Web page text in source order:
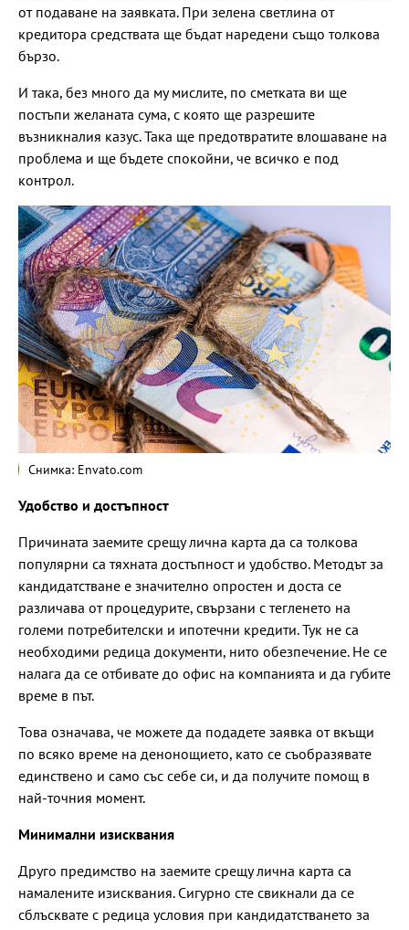
от подаване на заявката. При зелена светлина от
кредитора средствата ще бъдат наредени също толкова
бързо.
И така, без много да му мислите, по сметката ви ще
постъпи желаната сума, с която ще разрешите
възникналия казус. Така ще предотвратите влошаване на
проблема и ще бъдете спокойни, че всичко е под
контрол.
Снимка: Envato.com
Удобство и достъпност
Причината заемите срещу лична карта да са толкова
популярни са тяхната достъпност и удобство. Методът за
кандидатстване е значително опростен и доста се
различава от процедурите, свързани с тегленето на
големи потребителски и ипотечни кредити. Тук не са
необходими редица документи, нито обезпечение. Не се
налага да се отбивате до офис на компанията и да губите
време в път.
Това означава, че можете да подадете заявка от вкъщи
по всяко време на денонощието, като се съобразявате
единствено и само със себе си, и да получите помощ в
най-точния момент.
Минимални изисквания
Друго предимство на заемите срещу лична карта са
намалените изисквания. Сигурно сте свикнали да се
сблъсквате с редица условия при кандидатстването за